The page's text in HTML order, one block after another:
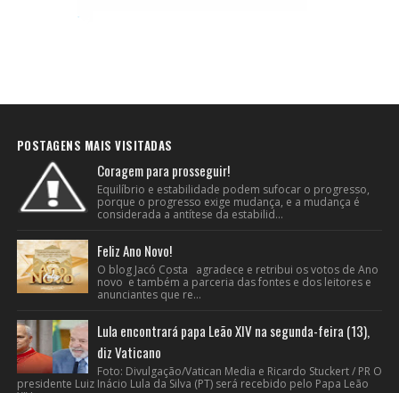
POSTAGENS MAIS VISITADAS
Coragem para prosseguir!
Equilíbrio e estabilidade podem sufocar o progresso,
porque o progresso exige mudança, e a mudança é
considerada a antítese da estabilid...
Feliz Ano Novo!
O blog Jacó Costa agradece e retribui os votos de Ano
novo e também a parceria das fontes e dos leitores e
anunciantes que re...
Lula encontrará papa Leão XIV na segunda-feira (13),
diz Vaticano
Foto: Divulgação/Vatican Media e Ricardo Stuckert / PR O
presidente Luiz Inácio Lula da Silva (PT) será recebido pelo Papa Leão